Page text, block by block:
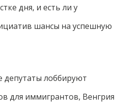
дня, и есть ли у
шансы на успешную
депутаты лоббируют
для иммигрантов, Венгрия